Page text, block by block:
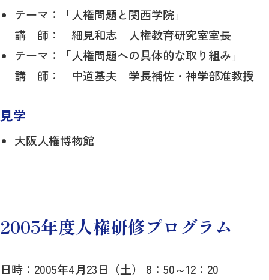
テーマ：「人権問題と関西学院」
講 師： 細見和志 人権教育研究室室長
テーマ：「人権問題への具体的な取り組み」
講 師： 中道基夫 学長補佐・神学部准教授
見学
大阪人権博物館
2005年度人権研修プログラム
日時：2005年4月23日（土） 8：50～12：20